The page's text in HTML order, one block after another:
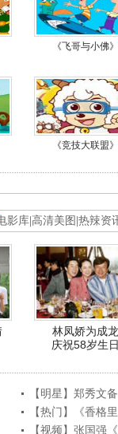
《飞哥与小佛》
《竞技大联盟》
影库 高清美图 热辣资
林凤娇为成龙
庆祝58岁生
【明星】郑秀文
【热门】《香格
【视频】张国强